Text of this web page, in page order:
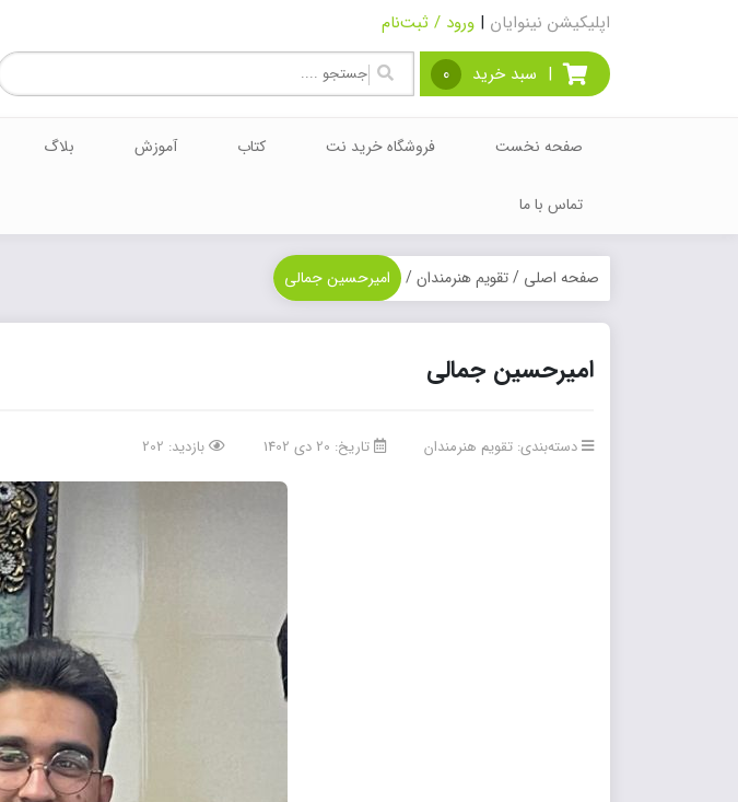
اپلیکیشن نینوایان | ورود / ثبت‌نام
| سبد خرید 0
صفحه نخست فروشگاه خرید نت کتاب آموزش بلاگ
تماس با ما
صفحه اصلی /تقویم هنرمندان/ امیرحسین جمالی
امیرحسین جمالی
دسته‌بندی: تقویم هنرمندان تاریخ: 20 دی 1402 بازدید: 202